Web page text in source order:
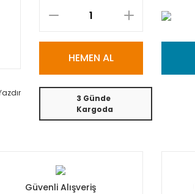
HEMEN AL
3 Günde
Kargoda
Güvenli Alışveriş